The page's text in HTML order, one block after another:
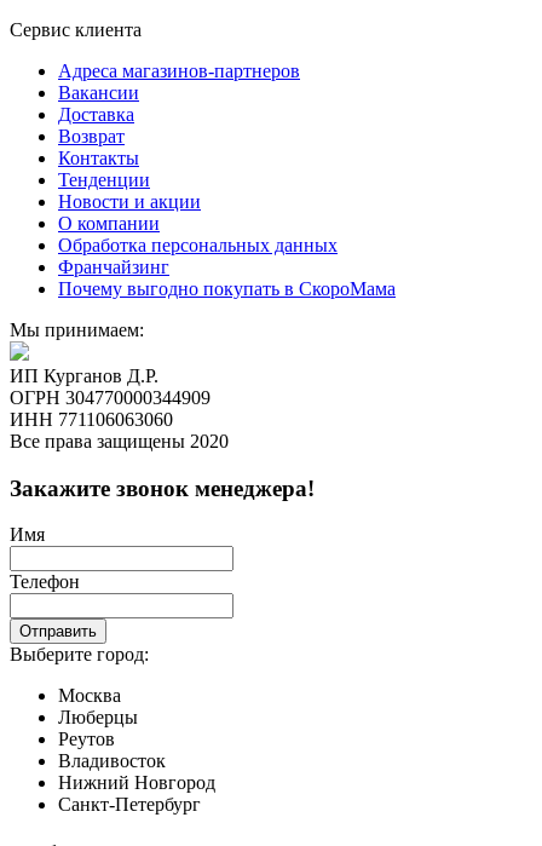
Сервис клиента
Адреса магазинов-партнеров
Вакансии
Доставка
Возврат
Контакты
Тенденции
Новости и акции
О компании
Обработка персональных данных
Франчайзинг
Почему выгодно покупать в СкороМама
Мы принимаем:
ИП Курганов Д.Р.
ОГРН 304770000344909
ИНН 771106063060
Все права защищены 2020
Закажите звонок менеджера!
Имя
Телефон
Отправить
Выберите город:
Москва
Люберцы
Реутов
Владивосток
Нижний Новгород
Санкт-Петербург